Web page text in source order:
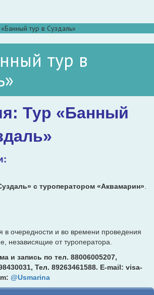
тур в Суздаль»
тур в
Тур «Банный
с туроператором «Аквамарин»
очередности и во времени проведения
независящие от туроператора.
и запись по тел. 88006005207,
Тел. 89263461588. E-mail: visa-
@Usmarina